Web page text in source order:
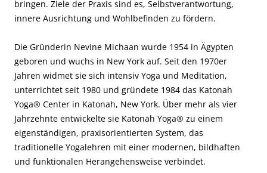
bringen. Ziele der Praxis sind es, Selbstverantwortung,
innere Ausrichtung und Wohlbefinden zu fördern.
Die Gründerin Nevine Michaan wurde 1954 in Ägypten
geboren und wuchs in New York auf. Seit den 1970er
Jahren widmet sie sich intensiv Yoga und Meditation,
unterrichtet seit 1980 und gründete 1984 das Katonah
Yoga® Center in Katonah, New York. Über mehr als vier
Jahrzehnte entwickelte sie Katonah Yoga® zu einem
eigenständigen, praxisorientierten System, das
traditionelle Yogalehren mit einer modernen, bildhaften
und funktionalen Herangehensweise verbindet.